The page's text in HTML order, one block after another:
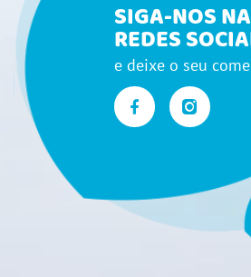
SIGA-NOS
REDES
e deixe o seu